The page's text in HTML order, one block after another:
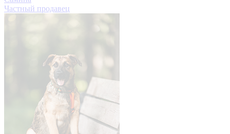
Частный продавец